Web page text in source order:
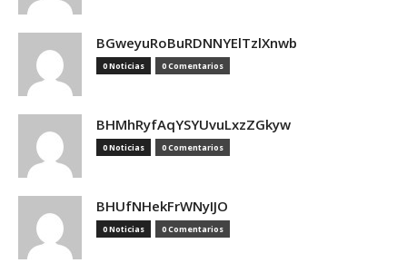
BGweyuRoBuRDNNYElTzlXnwb
0 Noticias 0 Comentarios
BHMhRyfAqYSYUvuLxzZGkyw
0 Noticias 0 Comentarios
BHUfNHekFrWNyIJO
0 Noticias 0 Comentarios